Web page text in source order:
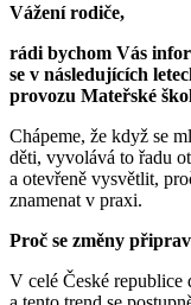
Vážení rodiče,
rádi bychom Vás
se v následujících
provozu Mateřské
Chápeme, že když se
děti, vyvolává to řadu
a otevřeně vysvětlit,
znamenat v praxi.
Proč se změny
V celé České republice